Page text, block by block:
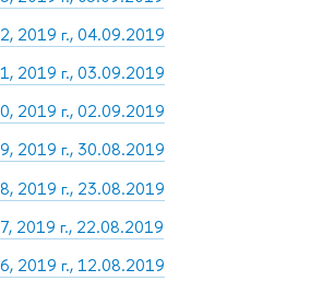
2019 г., 04.09.2019
2019 г., 03.09.2019
2019 г., 02.09.2019
2019 г., 30.08.2019
2019 г., 23.08.2019
2019 г., 22.08.2019
2019 г., 12.08.2019